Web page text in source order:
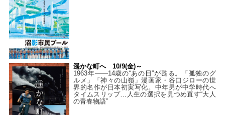
遥かな町へ 10/9(金)～
1963年――14歳の“あの日”が甦る。「孤独のグ
ルメ」「神々の山嶺」漫画家・谷口ジローの世
界的名作が日本初実写化。中年男が中学時代へ
タイムスリップ…人生の選択を見つめ直す“大人
の青春物語”